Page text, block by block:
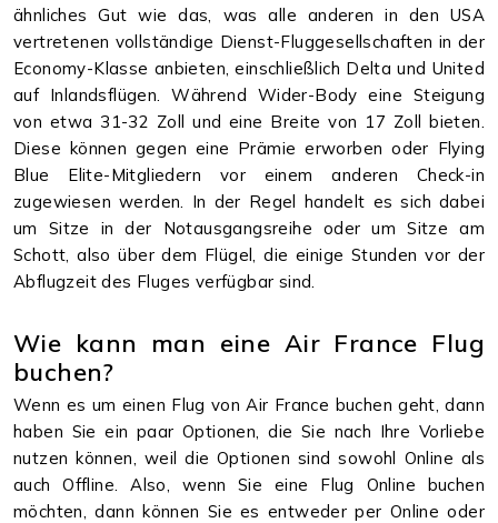
ähnliches Gut wie das, was alle anderen in den USA
vertretenen vollständige Dienst-Fluggesellschaften in der
Economy-Klasse anbieten, einschließlich Delta und United
auf Inlandsflügen. Während Wider-Body eine Steigung
von etwa 31-32 Zoll und eine Breite von 17 Zoll bieten.
Diese können gegen eine Prämie erworben oder Flying
Blue Elite-Mitgliedern vor einem anderen Check-in
zugewiesen werden. In der Regel handelt es sich dabei
um Sitze in der Notausgangsreihe oder um Sitze am
Schott, also über dem Flügel, die einige Stunden vor der
Abflugzeit des Fluges verfügbar sind.
Wie kann man eine Air France Flug
buchen?
Wenn es um einen Flug von Air France buchen geht, dann
haben Sie ein paar Optionen, die Sie nach Ihre Vorliebe
nutzen können, weil die Optionen sind sowohl Online als
auch Offline. Also, wenn Sie eine Flug Online buchen
möchten, dann können Sie es entweder per Online oder